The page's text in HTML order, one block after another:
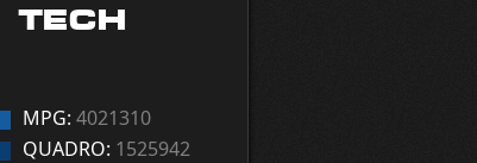
TECH
MPG: 4021310
QUADRO: 1525942